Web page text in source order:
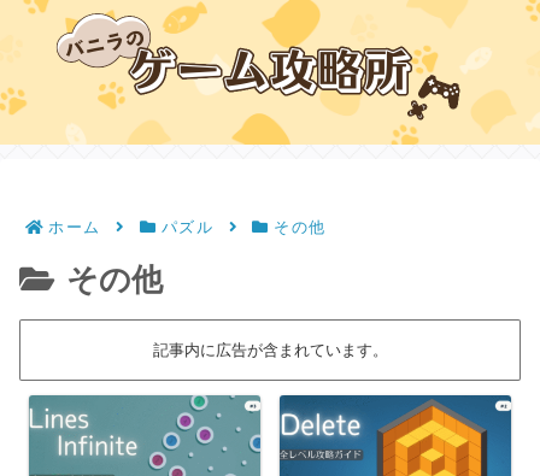
ホーム パズル その他
その他
記事内に広告が含まれています。